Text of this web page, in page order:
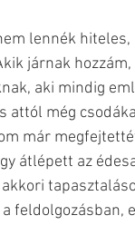
lennék
járnak
aki mindig
attól még
már
átlépett az
feldolgozásban,